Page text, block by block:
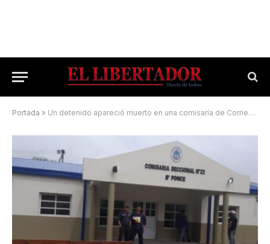
Portada » Un detenido apareció muerto en una comisaría de Corrientes